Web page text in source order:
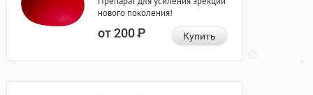
нового поколения!
от 200Р Купить